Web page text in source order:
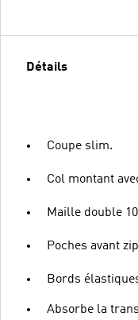
Détails
Coupe slim.
Col montant
Maille double
Poches avant
Bords
Absorbe la